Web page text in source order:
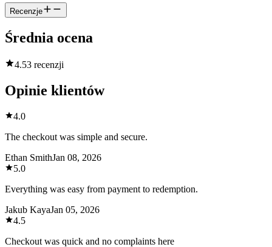
Recenzje
Średnia ocena
4.53 recenzji
Opinie klientów
4.0
The checkout was simple and secure.
Ethan SmithJan 08, 2026
5.0
Everything was easy from payment to redemption.
Jakub KayaJan 05, 2026
4.5
Checkout was quick and no complaints here